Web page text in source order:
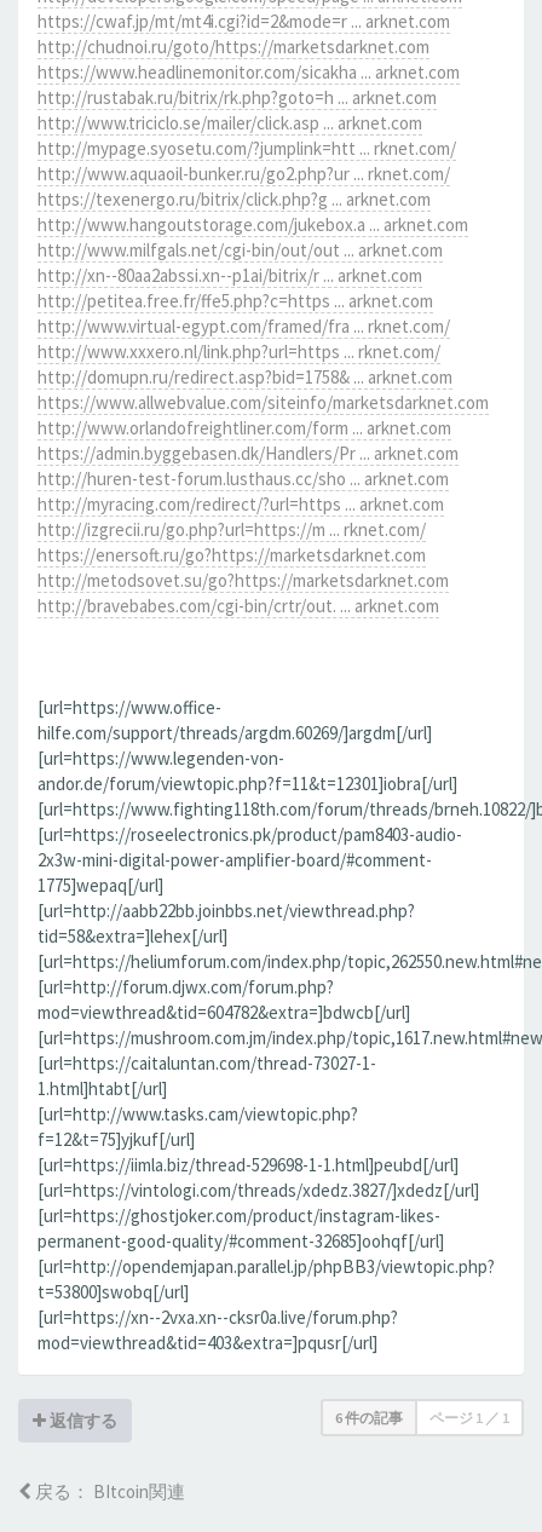
https://cwaf.jp/mt/mt4i.cgi?id=2&mode=r ... arknet.com
http://chudnoi.ru/goto/https://marketsdarknet.com
https://www.headlinemonitor.com/sicakha ... arknet.com
http://rustabak.ru/bitrix/rk.php?goto=h ... arknet.com
http://www.triciclo.se/mailer/click.asp ... arknet.com
http://mypage.syosetu.com/?jumplink=htt ... rknet.com/
http://www.aquaoil-bunker.ru/go2.php?ur ... rknet.com/
https://texenergo.ru/bitrix/click.php?g ... arknet.com
http://www.hangoutstorage.com/jukebox.a ... arknet.com
http://www.milfgals.net/cgi-bin/out/out ... arknet.com
http://xn--80aa2abssi.xn--p1ai/bitrix/r ... arknet.com
http://petitea.free.fr/ffe5.php?c=https ... arknet.com
http://www.virtual-egypt.com/framed/fra ... rknet.com/
http://www.xxxero.nl/link.php?url=https ... rknet.com/
http://domupn.ru/redirect.asp?bid=1758& ... arknet.com
https://www.allwebvalue.com/siteinfo/marketsdarknet.com
http://www.orlandofreightliner.com/form ... arknet.com
https://admin.byggebasen.dk/Handlers/Pr ... arknet.com
http://huren-test-forum.lusthaus.cc/sho ... arknet.com
http://myracing.com/redirect/?url=https ... arknet.com
http://izgrecii.ru/go.php?url=https://m ... rknet.com/
https://enersoft.ru/go?https://marketsdarknet.com
http://metodsovet.su/go?https://marketsdarknet.com
http://bravebabes.com/cgi-bin/crtr/out. ... arknet.com
[url=https://www.office-
hilfe.com/support/threads/argdm.60269/]argdm[/url]
[url=https://www.legenden-von-
andor.de/forum/viewtopic.php?f=11&t=12301]iobra[/url]
[url=https://www.fighting118th.com/forum/threads/brneh.10822/
[url=https://roseelectronics.pk/product/pam8403-audio-
2x3w-mini-digital-power-amplifier-board/#comment-
1775]wepaq[/url]
[url=http://aabb22bb.joinbbs.net/viewthread.php?
tid=58&extra=]lehex[/url]
[url=https://heliumforum.com/index.php/
[url=http://forum.djwx.com/forum.php?
mod=viewthread&tid=604782&extra=]bdwcb[/url]
[url=https://mushroom.com.jm/index.php/
[url=https://caitaluntan.com/thread-73027-1-
1.html]htabt[/url]
[url=http://www.tasks.cam/viewtopic.php?
f=12&t=75]yjkuf[/url]
[url=https://iimla.biz/thread-529698-1-1.html]peubd[/url]
[url=https://vintologi.com/threads/xdedz.3827/]xdedz[/url]
[url=https://ghostjoker.com/product/instagram-likes-
permanent-good-quality/#comment-32685]oohqf[/url]
[url=http://opendemjapan.parallel.jp/phpBB3/viewtopic.php?
t=53800]swobq[/url]
[url=https://xn--2vxa.xn--cksr0a.live/forum.php?
mod=viewthread&tid=403&extra=]pqusr[/url]
返信する 6 件の記事 ページ 1 ／ 1
戻る： BItcoin関連